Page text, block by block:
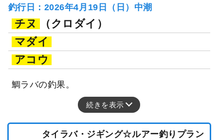
釣行日：2026年4月19日（日）中潮
チヌ
（クロダイ）
マダイ
アコウ
鯛ラバの釣果。
続きを表示
タイラバ・ジギング☆ルアー釣りプラン